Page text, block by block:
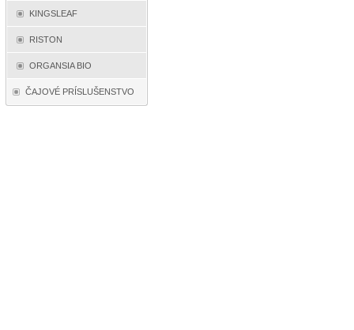
KINGSLEAF
RISTON
ORGANSIA BIO
ČAJOVÉ PRÍSLUŠENSTVO